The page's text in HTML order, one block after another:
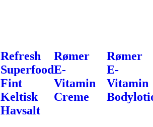
Refresh
Superfood
Fint
Keltisk
Havsalt
Rømer
E-
Vitamin
Creme
Rømer
E-
Vitamin